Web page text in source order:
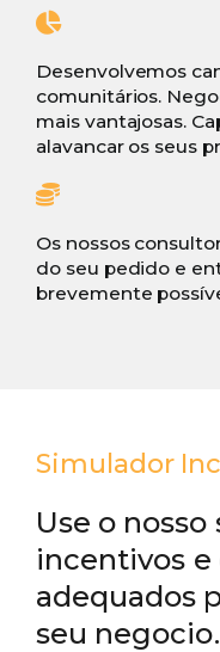
Desenvolvemos
comunitários.
mais vantajosas.
alavancar os seus
Os nossos
do seu pedido e
brevemente
Simulador
Use o
incentivos e
adequados
seu negocio.